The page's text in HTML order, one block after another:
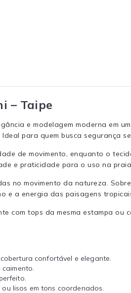
– Taipe
e modelagem moderna em
para quem busca segurança
de movimento, enquanto o
e praticidade para o uso na
no movimento da natureza.
e a energia das paisagens
com tops da mesma estampa
confortável e elegante.
lisos em tons coordenados.